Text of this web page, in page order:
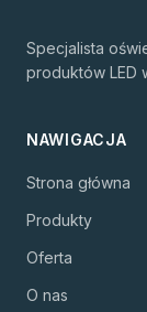
Specjalista
produktów LED
NAWIGACJA
Strona główna
Produkty
Oferta
O nas